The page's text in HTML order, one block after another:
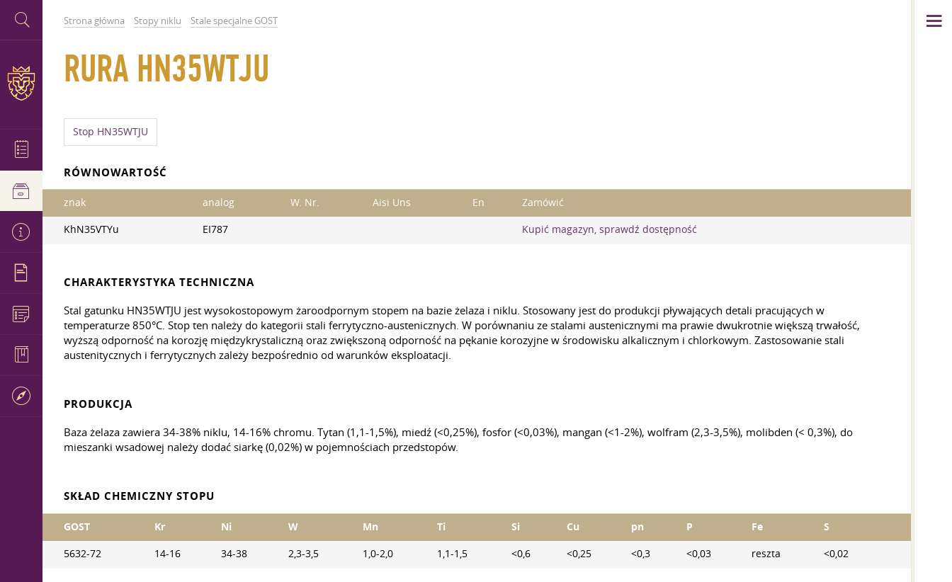
Strona główna Stopy niklu Stale specjalne GOST
RURA HN35WTJU
Stop HN35WTJU
RÓWNOWARTOŚĆ
znak analog W. Nr. Aisi Uns En Zamówić
KhN35VTYu EI787 Kupić magazyn, sprawdź dostępność
CHARAKTERYSTYKA TECHNICZNA
Stal gatunku HN35WTJU jest wysokostopowym żaroodpornym stopem na bazie żelaza i niklu. Stosowany jest do produkcji pływających detali pracujących w
temperaturze 850°C. Stop ten należy do kategorii stali ferrytyczno-austenicznych. W porównaniu ze stalami austenicznymi ma prawie dwukrotnie większą trwałość,
wyższą odporność na korozję międzykrystaliczną oraz zwiększoną odporność na pękanie korozyjne w środowisku alkalicznym i chlorkowym. Zastosowanie stali
austenitycznych i ferrytycznych zależy bezpośrednio od warunków eksploatacji.
PRODUKCJA
Baza żelaza zawiera 34-38% niklu, 14-16% chromu. Tytan (1,1-1,5%), miedź (<0,25%), fosfor (<0,03%), mangan (<1-2%), wolfram (2,3-3,5%), molibden (< 0,3%), do
mieszanki wsadowej należy dodać siarkę (0,02%) w pojemnościach przedstopów.
SKŁAD CHEMICZNY STOPU
GOST Kr Ni W Mn Ti Si Cu pn P Fe S
5632-72 14-16 34-38 2,3-3,5 1,0-2,0 1,1-1,5 <0,6 <0,25 <0,3 <0,03 reszta <0,02